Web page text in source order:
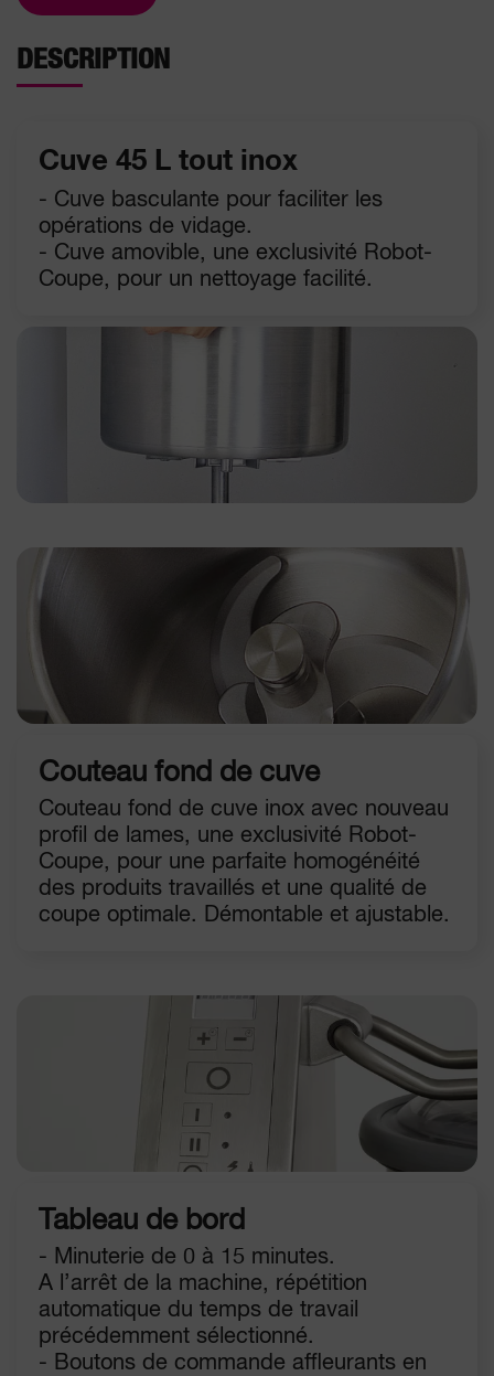
DESCRIPTION
Cuve 45 L tout inox
- Cuve basculante pour faciliter les
opérations de vidage.
- Cuve amovible, une exclusivité Robot-
Coupe, pour un nettoyage facilité.
Couteau fond de cuve
Couteau fond de cuve inox avec nouveau
profil de lames, une exclusivité Robot-
Coupe, pour une parfaite homogénéité
des produits travaillés et une qualité de
coupe optimale. Démontable et ajustable.
Tableau de bord
- Minuterie de 0 à 15 minutes.
A l’arrêt de la machine, répétition
automatique du temps de travail
précédemment sélectionné.
- Boutons de commande affleurants en